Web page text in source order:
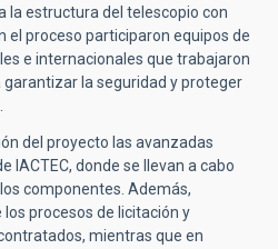
la estructura del telescopio con
el proceso participaron equipos de
e internacionales que trabajaron
la seguridad y proteger
del proyecto las avanzadas
IACTEC, donde se llevan a cabo
componentes. Además,
procesos de licitación y
mientras que en